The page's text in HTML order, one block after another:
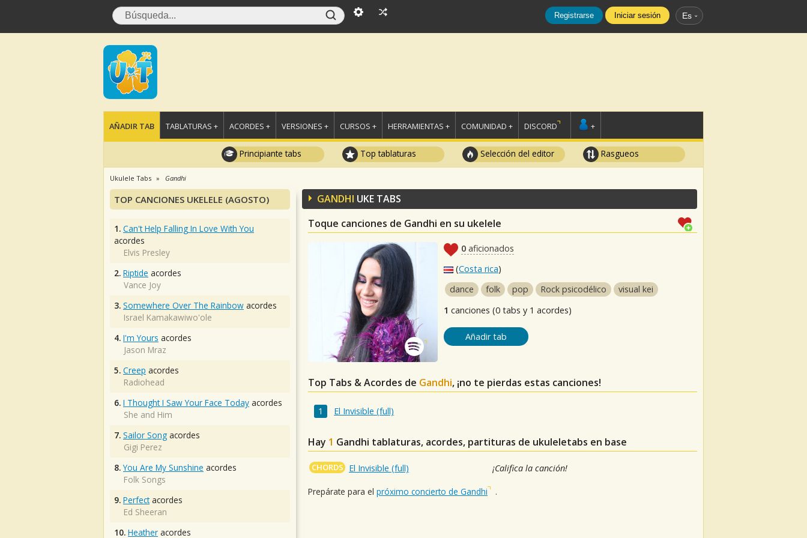
Registrarse Iniciar sesión Es
AÑADIR TAB TABLATURAS + ACORDES + VERSIONES + CURSOS + HERRAMIENTAS + COMUNIDAD + DISCORD +
Principiante tabs Top tablaturas Selección del editor Rasgueos
Ukulele Tabs Gandhi
GANDHI UKE TABS
Toque canciones de Gandhi en su ukelele
0 aficionados
(Costa rica)
dance
folk pop Rock psicodélico
visual kei
1 canciones (0 tabs y 1 acordes)
Añadir tab
Top Tabs & Acordes de Gandhi, ¡no te pierdas estas canciones!
El Invisible (full)
Hay 1 Gandhi tablaturas, acordes, partituras de ukuleletabs en base
CHORDS El Invisible (full) ¡Califica la canción!
Prepárate para el próximo concierto de Gandhi .
TOP CANCIONES UKELELE (AGOSTO)
1. Can't Help Falling In Love With You
acordes
Elvis Presley
2. Riptide acordes
Vance Joy
3. Somewhere Over The Rainbow acordes
Israel Kamakawiwo'ole
4. I'm Yours acordes
Jason Mraz
5. Creep acordes
Radiohead
6. I Thought I Saw Your Face Today acordes
She and Him
7. Sailor Song acordes
Gigi Perez
8. You Are My Sunshine acordes
Folk Songs
9. Perfectacordes
Ed Sheeran
10. Heather acordes